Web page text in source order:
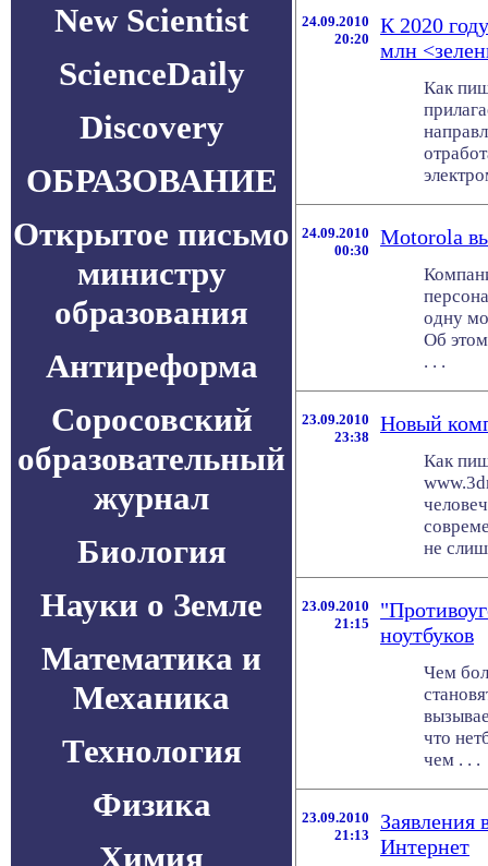
New Scientist
ScienceDaily
Discovery
ОБРАЗОВАНИЕ
Открытое письмо
министру
образования
Антиреформа
Соросовский
образовательный
журнал
Биология
Науки о Земле
Математика и
Механика
Технология
Физика
Химия
24.09.2010
20:20
К 2020
млн
Как
24.09.2010
00:30
Motorola
одну
Об
. . .
23.09.2010
23:38
Новый
Как
не
23.09.2010
21:15
ноутбуков
Чем
что
чем . . .
23.09.2010
21:13
Заявления
Интернет